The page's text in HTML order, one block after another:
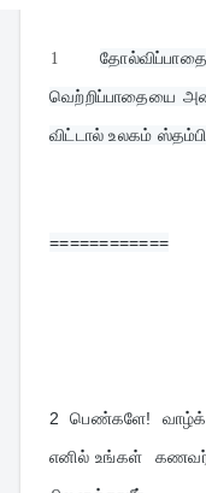
1
வெற்றிப்பாதையை
விட்டால் உலகம்
============
2 பெண்களே!
எனில் உங்கள்  கணவர்